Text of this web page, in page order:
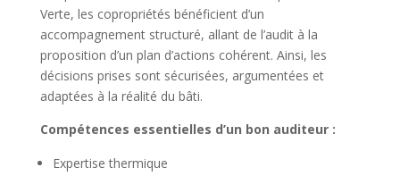
Verte, les copropriétés bénéficient d’un
accompagnement structuré, allant de l’audit à la
proposition d’un plan d’actions cohérent. Ainsi, les
décisions prises sont sécurisées, argumentées et
adaptées à la réalité du bâti.
Compétences essentielles d’un bon auditeur :
Expertise thermique